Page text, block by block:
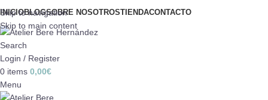
Skip to navigation
Skip to main content
INICIOBLOGSOBRE NOSOTROSTIENDACONTACTO
Search
Login / Register
0 items 0,00€
Menu